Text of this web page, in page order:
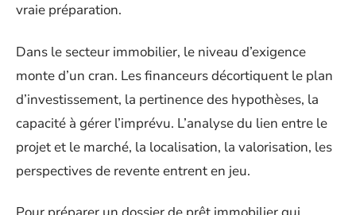
vraie préparation.
Dans le secteur immobilier, le niveau d’exigence
monte d’un cran. Les financeurs décortiquent le plan
d’investissement, la pertinence des hypothèses, la
capacité à gérer l’imprévu. L’analyse du lien entre le
projet et le marché, la localisation, la valorisation, les
perspectives de revente entrent en jeu.